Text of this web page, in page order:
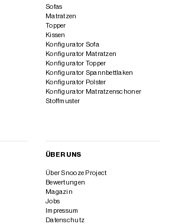
Sofas
Matratzen
Topper
Kissen
Konfigurator Sofa
Konfigurator Matratzen
Konfigurator Topper
Konfigurator Spannbettlaken
Konfigurator Polster
Konfigurator Matratzenschoner
Stoffmuster
ÜBER UNS
Über Snooze Project
Bewertungen
Magazin
Jobs
Impressum
Datenschutz